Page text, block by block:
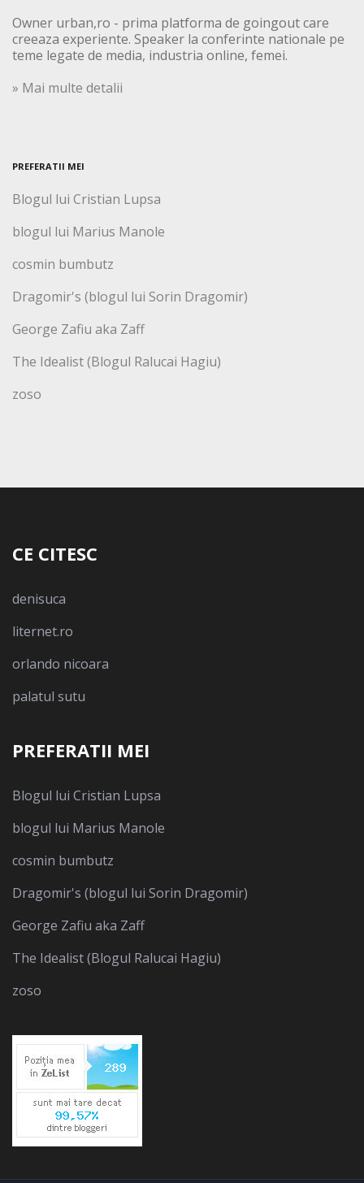
Owner urban,ro - prima platforma de goingout care
creeaza experiente. Speaker la conferinte nationale pe
teme legate de media, industria online, femei.
» Mai multe detalii
PREFERATII MEI
Blogul lui Cristian Lupsa
blogul lui Marius Manole
cosmin bumbutz
Dragomir's (blogul lui Sorin Dragomir)
George Zafiu aka Zaff
The Idealist (Blogul Ralucai Hagiu)
zoso
CE CITESC
denisuca
liternet.ro
orlando nicoara
palatul sutu
PREFERATII MEI
Blogul lui Cristian Lupsa
blogul lui Marius Manole
cosmin bumbutz
Dragomir's (blogul lui Sorin Dragomir)
George Zafiu aka Zaff
The Idealist (Blogul Ralucai Hagiu)
zoso